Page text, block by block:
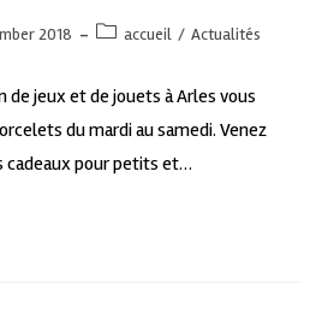
2018 accueil / Actualités
de jeux et de jouets à Arles vous
du mardi au samedi. Venez
pour petits et…